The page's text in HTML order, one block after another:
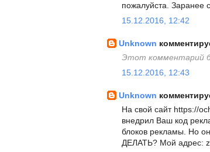
пожалуйста. Заранее
15.12.2016, 12:42
Unknown
Этот комментарий
15.12.2016, 12:43
Unknown
На свой сайт https://
внедрил Ваш код
блоков рекламы. Но
ДЕЛАТЬ? Мой адрес: